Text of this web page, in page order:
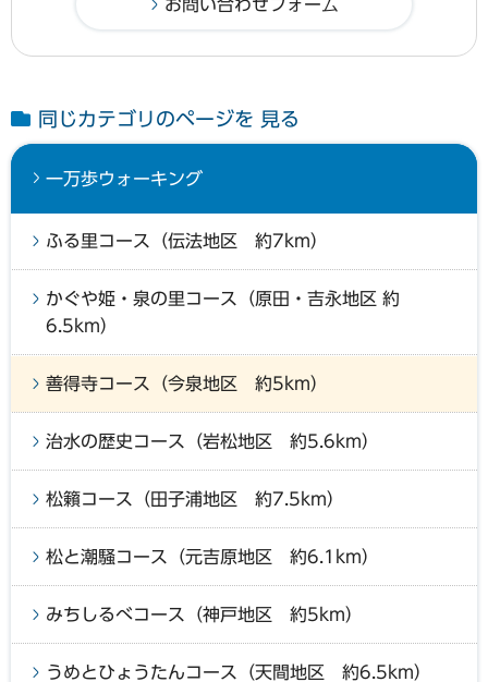
同じカテゴリのページを 見る
一万歩ウォーキング
ふる里コース（伝法地区 約7km）
かぐや姫・泉の里コース（原田・吉永地区 約
6.5km）
善得寺コース（今泉地区 約5km）
治水の歴史コース（岩松地区 約5.6km）
松籟コース（田子浦地区 約7.5km）
松と潮騒コース（元吉原地区 約6.1km）
みちしるべコース（神戸地区 約5km）
うめとひょうたんコース（天間地区 約6.5km）